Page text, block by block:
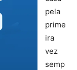
pela
prime
ira
vez
semp